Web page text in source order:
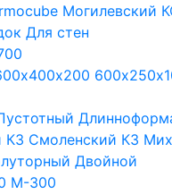
Могилевский
Для стен
КЗ Смоленский КЗ
Двойной
М-300